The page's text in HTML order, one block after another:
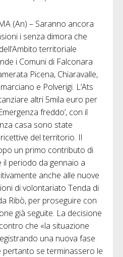
(An) – Saranno ancora
i senza dimora che
territoriale
i Comuni di Falconara
Picena, Chiaravalle,
e Polverigi. L’Ats
altri 5mila euro per
freddo’, con il
casa sono state
del territorio. Il
un primo contributo di
periodo da gennaio a
anche alle nuove
di volontariato Tenda di
Ribò, per proseguire con
già seguite. La decisione
che «la situazione
una nuova fase
pertanto se terminassero le